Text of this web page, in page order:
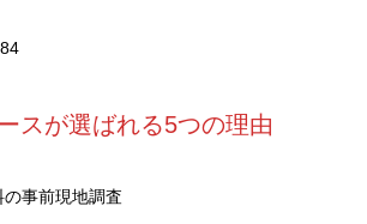
スが選ばれる5つの理由
事前現地調査